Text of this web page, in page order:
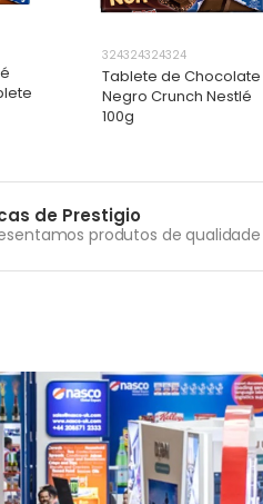
324324324324
Tablete de Chocolate
Negro Crunch Nestlé
100g
de Prestigio
produtos de qualidade